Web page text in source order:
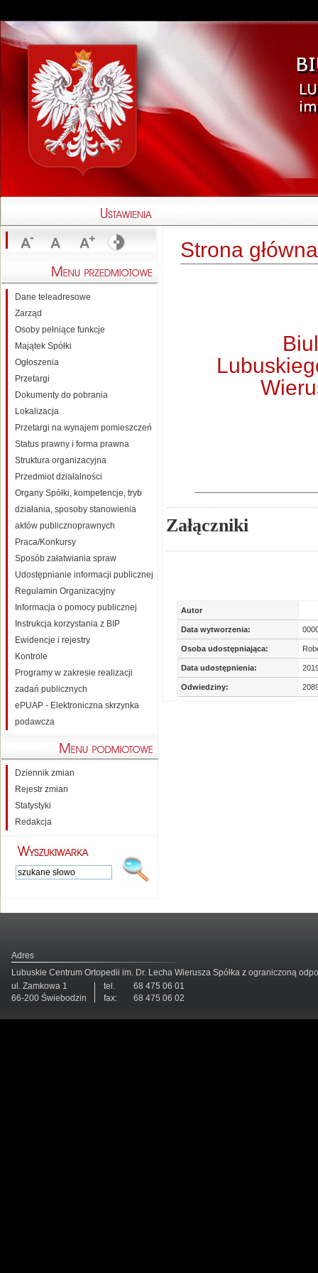
Strona główna
Załączniki
Autor
Data wytworzenia:
Osoba udostępniająca:
Data udostępnienia:
Odwiedziny:
Dane teleadresowe
Zarząd
Osoby pełniące funkcje
Majątek Spółki
Ogłoszenia
Przetargi
Dokumenty do pobrania
Lokalizacja
Przetargi na wynajem pomieszczeń
Status prawny i forma prawna
Struktura organizacyjna
Przedmiot działalności
Organy Spółki, kompetencje, tryb
działania, sposoby stanowienia
aktów publicznoprawnych
Praca/Konkursy
Sposób załatwiania spraw
Udostępnianie informacji publicznej
Regulamin Organizacyjny
Informacja o pomocy publicznej
Instrukcja korzystania z BIP
Ewidencje i rejestry
Kontrole
Programy w zakresie realizacji
zadań publicznych
ePUAP - Elektroniczna skrzynka
podawcza
Dziennik zmian
Rejestr zmian
Statystyki
Redakcja
Adres
Lubuskie Centrum Ortopedii im. Dr. Lecha Wierusza Spółka z ograniczoną
ul. Zamkowa 1
66-200 Świebodzin
tel.
68 475 06 01
fax:
68 475 06 02